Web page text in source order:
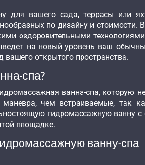
для вашего сада, террасы или
по дизайну и
оздоровительными
на новый уровень ваш
вашего открытого пространства.
спа?
ванна-спа, которую
чем встраиваемые, так
гидромассажную ванну с
площадке.
ванну-спа